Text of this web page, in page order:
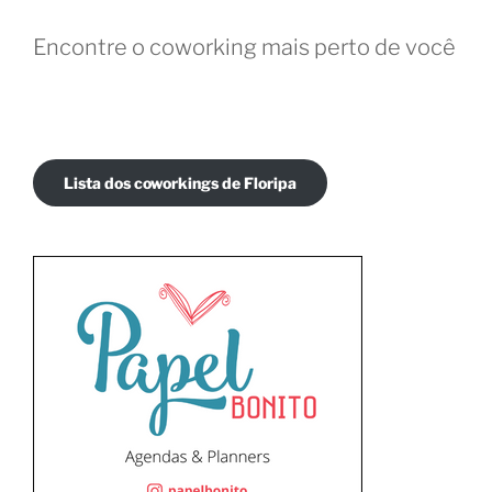
Encontre o coworking mais perto de você
Lista dos coworkings de Floripa